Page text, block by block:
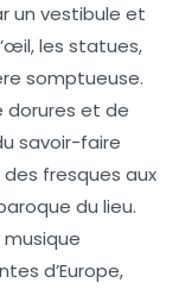
un vestibule et
les statues,
somptueuse.
dorures et de
savoir-faire
fresques aux
du lieu.
d’Europe,